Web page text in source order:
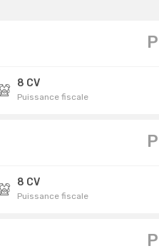
8 CV
Puissance fiscale
8 CV
Puissance fiscale